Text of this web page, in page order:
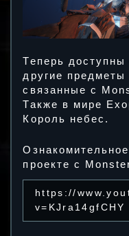
Теперь доступны
другие
связанные с
Также в мире
Король небес.
проекте с
https://
v=KJra14gfCHY